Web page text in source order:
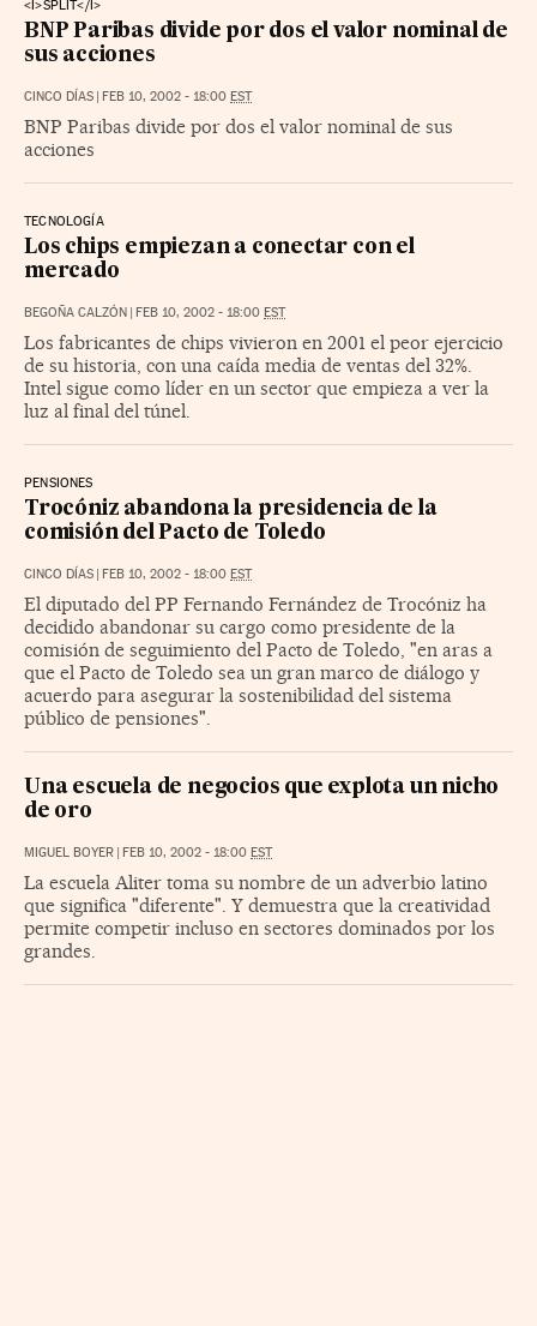
<I>SPLIT</I>
BNP Paribas divide por dos el valor nominal de
sus acciones
CINCO DÍAS | FEB 10, 2002 - 18:00 EST
BNP Paribas divide por dos el valor nominal de sus
acciones
TECNOLOGÍA
Los chips empiezan a conectar con el
mercado
BEGOÑA CALZÓN | FEB 10, 2002 - 18:00 EST
Los fabricantes de chips vivieron en 2001 el peor ejercicio
de su historia, con una caída media de ventas del 32%.
Intel sigue como líder en un sector que empieza a ver la
luz al final del túnel.
PENSIONES
Trocóniz abandona la presidencia de la
comisión del Pacto de Toledo
CINCO DÍAS | FEB 10, 2002 - 18:00 EST
El diputado del PP Fernando Fernández de Trocóniz ha
decidido abandonar su cargo como presidente de la
comisión de seguimiento del Pacto de Toledo, "en aras a
que el Pacto de Toledo sea un gran marco de diálogo y
acuerdo para asegurar la sostenibilidad del sistema
público de pensiones".
Una escuela de negocios que explota un nicho
de oro
MIGUEL BOYER | FEB 10, 2002 - 18:00 EST
La escuela Aliter toma su nombre de un adverbio latino
que significa "diferente". Y demuestra que la creatividad
permite competir incluso en sectores dominados por los
grandes.